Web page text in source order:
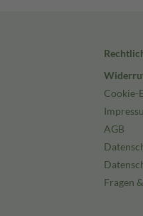
Cookie-
AGB
Fragen